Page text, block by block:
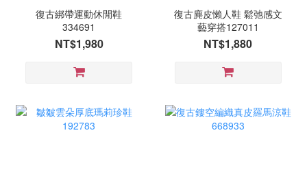
復古綁帶運動休閒鞋
334691
NT$1,980
復古麂皮懶人鞋 鬆弛感文
藝穿搭127011
NT$1,880